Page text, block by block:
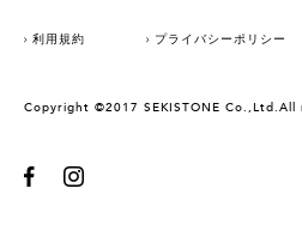
利用規約 プライバシーポリシー
Copyright ©2017 SEKISTONE Co.,Ltd.All